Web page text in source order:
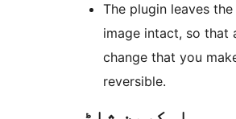
The plugin leaves
image intact, so that
change that you
reversible.